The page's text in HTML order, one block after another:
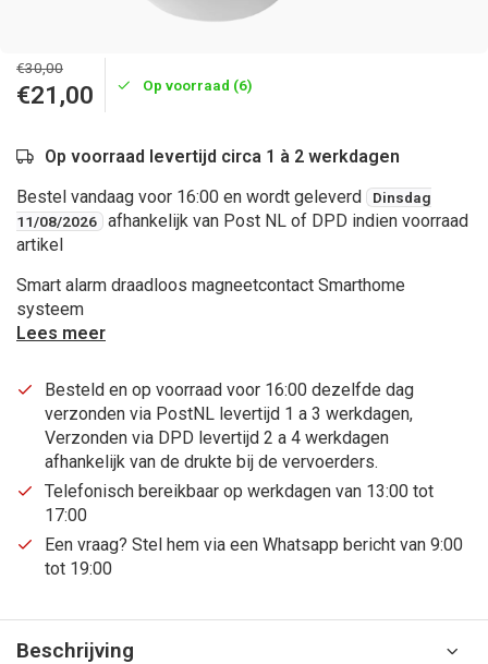
€30,00
€21,00 Op voorraad (6)
Op voorraad levertijd circa 1 à 2 werkdagen
Bestel vandaag voor 16:00 en wordt geleverd
Dinsdag
11/08/2026
afhankelijk van Post NL of DPD indien voorraad
artikel
Smart alarm draadloos magneetcontact Smarthome
systeem
Lees meer
Besteld en op voorraad voor 16:00 dezelfde dag
verzonden via PostNL levertijd 1 a 3 werkdagen,
Verzonden via DPD levertijd 2 a 4 werkdagen
afhankelijk van de drukte bij de vervoerders.
Telefonisch bereikbaar op werkdagen van 13:00 tot
17:00
Een vraag? Stel hem via een Whatsapp bericht van 9:00
tot 19:00
Beschrijving